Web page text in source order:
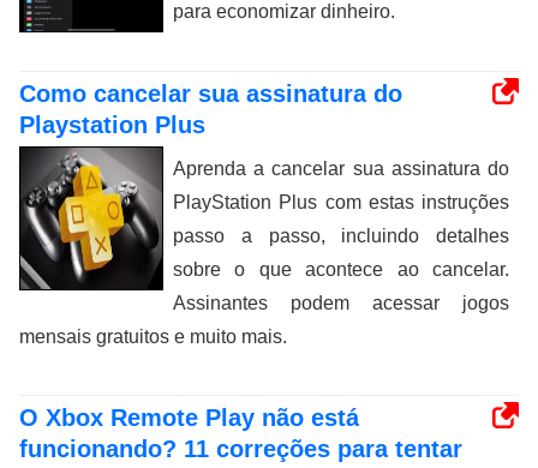
para economizar dinheiro.
Como cancelar sua assinatura do
Playstation Plus
Aprenda a cancelar sua assinatura do
PlayStation Plus com estas instruções
passo a passo, incluindo detalhes
sobre o que acontece ao cancelar.
Assinantes podem acessar jogos
mensais gratuitos e muito mais.
O Xbox Remote Play não está
funcionando? 11 correções para tentar